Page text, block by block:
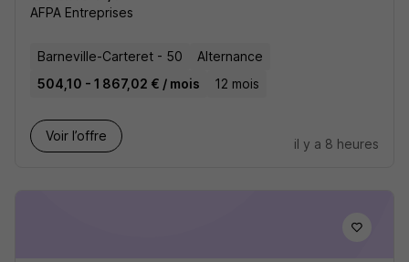
AFPA Entreprises
Barneville-Carteret - 50
Alternance
504,10 - 1 867,02 € / mois
12 mois
Voir l’offre
il y a 8 heures